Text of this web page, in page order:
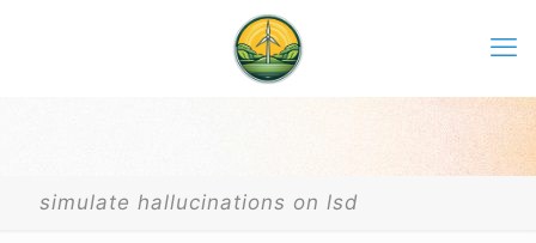
simulate hallucinations on lsd